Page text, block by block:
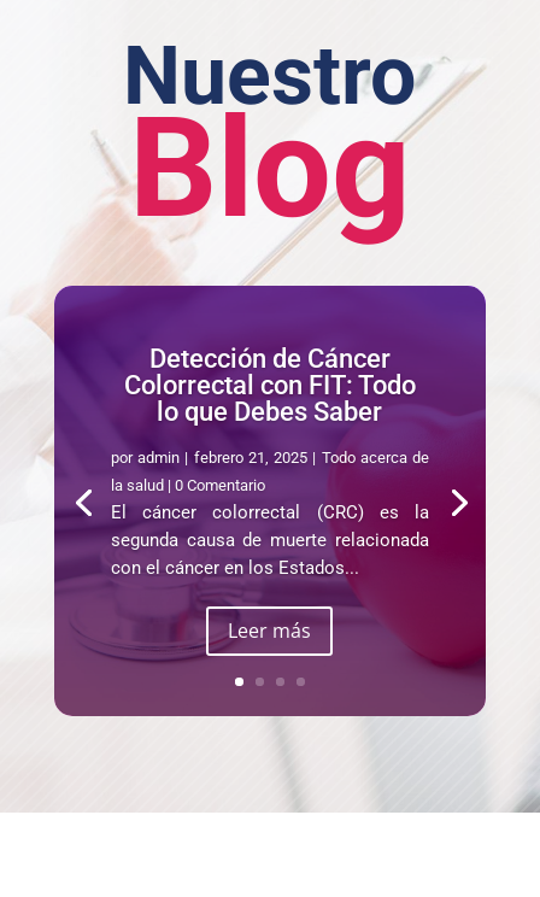
Nuestro
Blog
Detección de Cáncer
Colorrectal con FIT: Todo
lo que Debes Saber
por admin| febrero 21, 2025 | Todo acerca de
la salud | 0 Comentario
El cáncer colorrectal (CRC) es la
segunda causa de muerte relacionada
con el cáncer en los Estados...
Leer más